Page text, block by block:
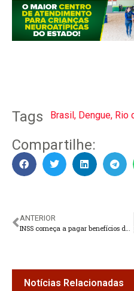
Tags Brasil, Dengue, Rio
Compartilhe:
ANTERIOR
INSS começa a pagar benefícios de fevereiro a partir do dia 23
Notícias Relacionadas